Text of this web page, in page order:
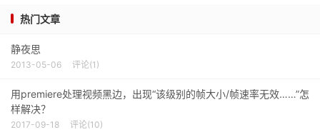
热门文章
静夜思
2013-05-06 评论(1)
用premiere处理视频黑边，出现“该级别的帧大小/帧速率无效……”怎
样解决？
2017-09-18 评论(10)